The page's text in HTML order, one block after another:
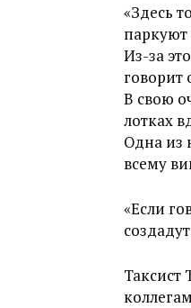
«Здесь
паркуют
Из-за
говорит
В свою
лотках
Одна из
всему
«Если
Таксист